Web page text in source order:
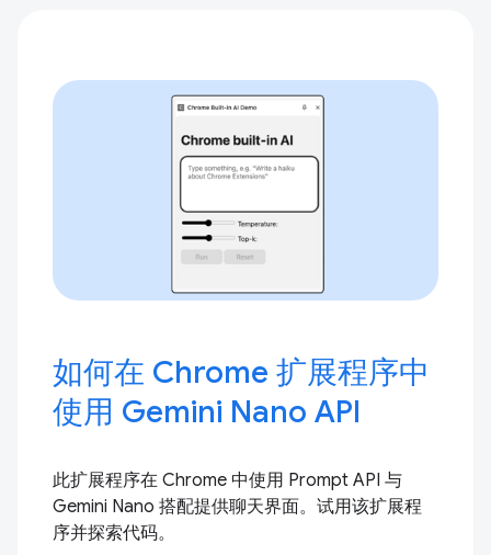
如何在 Chrome 扩展程序中
使用 Gemini Nano API
此扩展程序在 Chrome 中使用 Prompt API 与
Gemini Nano 搭配提供聊天界面。试用该扩展程
序并探索代码。